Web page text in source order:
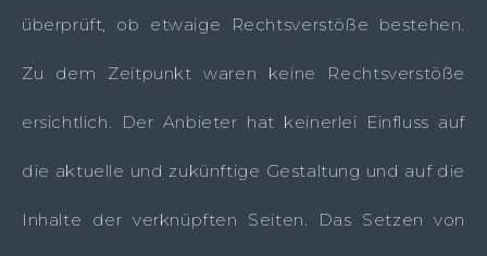
überprüft, ob etwaige Rechtsverstöße bestehen.
Zu dem Zeitpunkt waren keine Rechtsverstöße
ersichtlich. Der Anbieter hat keinerlei Einfluss auf
die aktuelle und zukünftige Gestaltung und auf die
Inhalte der verknüpften Seiten. Das Setzen von